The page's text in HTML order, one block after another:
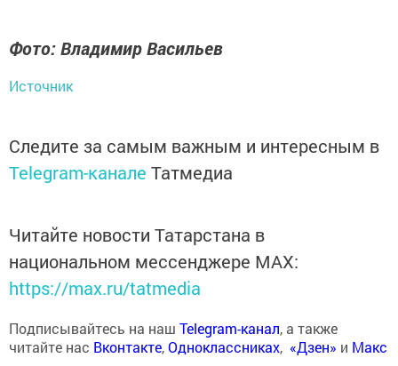
Фото: Владимир Васильев
Источник
Следите за самым важным и интересным в
Telegram-канале Татмедиа
Читайте новости Татарстана в
национальном мессенджере MАХ:
https://max.ru/tatmedia
Подписывайтесь на наш Telegram-канал, а также
читайте нас Вконтакте,Одноклассниках, «Дзен» и Макс